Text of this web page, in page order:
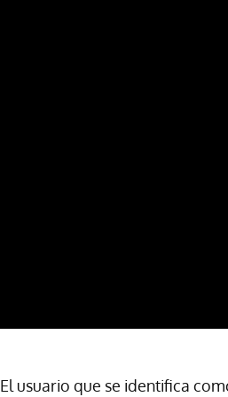
El usuario que se identifica